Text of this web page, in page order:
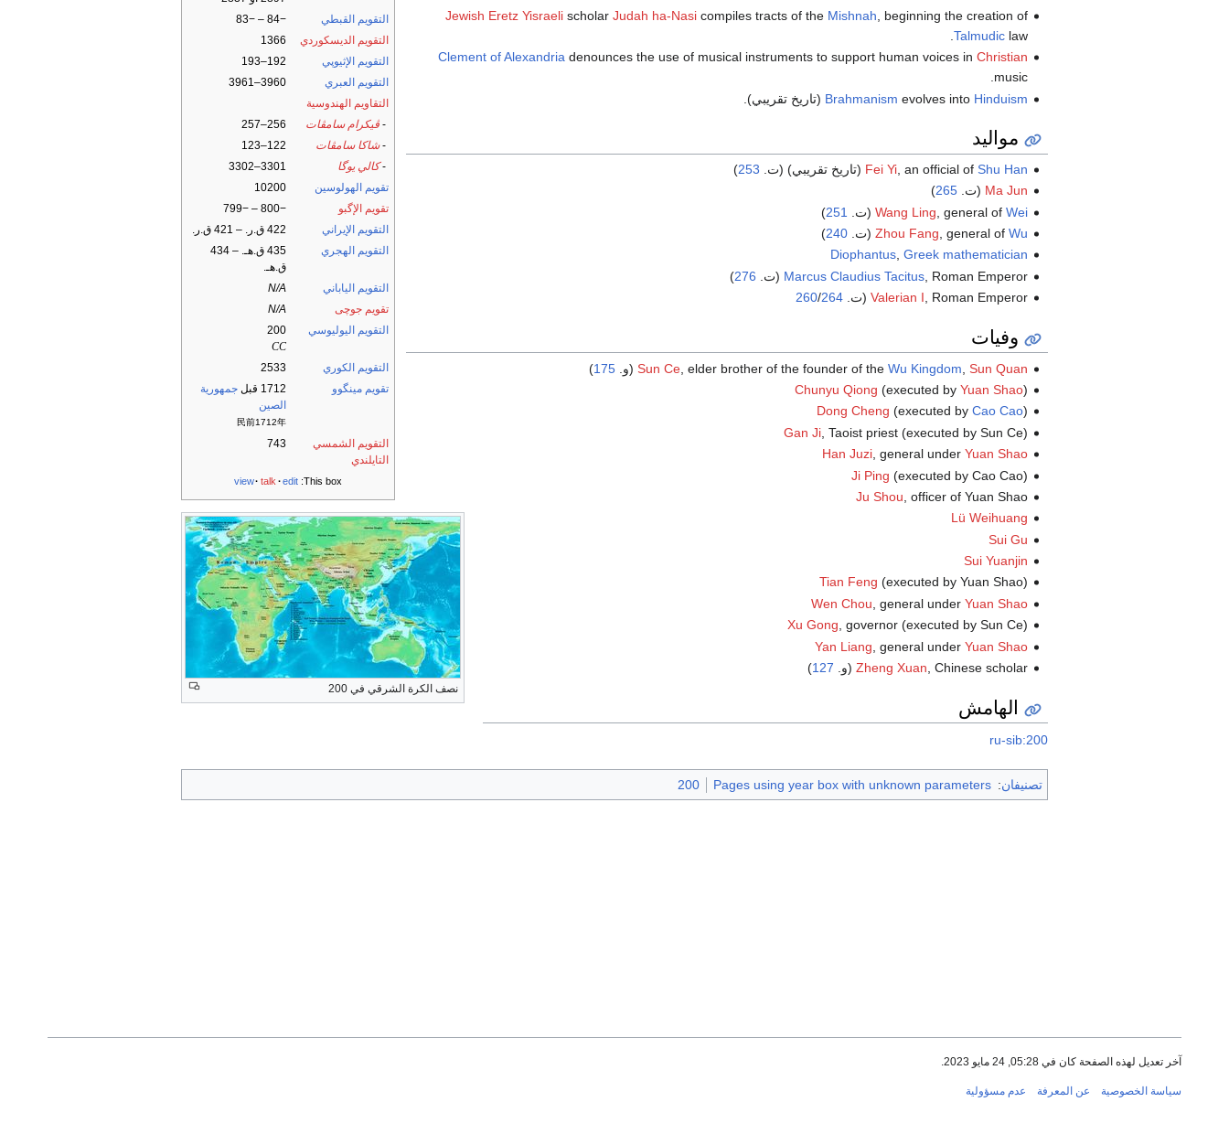
التقويم القبطي
−84 – −83
التقويم الديسكوردي
1366
التقويم الإثيوپي
192–193
التقويم العبري
3960–3961
التقاويم الهندوسية
- ڤيكرام سامڤات
256–257
-شاكا سامڤات
122–123
-كالي يوگا
3301–3302
تقويم الهولوسين
10200
تقويم الإگبو
−800 – −799
التقويم الإيراني
422 ق.ر. – 421 ق.ر.
التقويم الهجري
435 ق.هـ. – 434
ق.هـ.
التقويم الياباني
N/A
تقويم جوچى
N/A
التقويم اليوليوسي
200
CC
التقويم الكوري
2533
تقويم مينگوو
1712 قبل
جمهورية
الصين
民前1712年
التقويم الشمسي
التايلندي
743
This box:
view talk edit
نصف الكرة الشرقي في 200
Jewish Eretz Yisraelischolar Judah ha-Nasicompiles tracts of the Mishnah , beginning the creation of
Talmudiclaw.
Clement of Alexandriadenounces the use of musical instruments to support human voices in Christian
music.
Brahmanism evolves into Hinduism (تاريخ تقريبي).
مواليد
Fei Yi, an official of Shu Han (تاريخ تقريبي) (ت. 253
)
Ma Jun (ت.265
)
Wang Ling , general of Wei (ت. 251
)
Zhou Fang , general of Wu (ت.240
)
Diophantus, Greek mathematician
Marcus Claudius Tacitus, Roman Emperor (ت. 276
)
Valerian I, Roman Emperor (ت. 260/264
وفيات
Sun Ce, elder brother of the founder of the Wu Kingdom Sun Quan (و.175
)
Chunyu Qiong (executed by Yuan Shao)
Dong Cheng (executed by Cao Cao)
Gan Ji, Taoist priest (executed by Sun Ce)
Han Juzi, general under Yuan Shao
Ji Ping (executed by Cao Cao)
Ju Shou , officer of Yuan Shao
Lü Weihuang
Sui Gu
Sui Yuanjin
Tian Feng (executed by Yuan Shao)
Wen Chou , general under Yuan Shao
Xu Gong, governor (executed by Sun Ce)
Yan Liang , general under Yuan Shao
Zheng Xuan , Chinese scholar (و. 127
)
الهامش
ru-sib:200
تصنيفان:
Pages using year box with unknown parameters
200
آخر تعديل لهذه الصفحة كان في 05:28, 24 مايو 2023.
سياسة الخصوصية عن المعرفة عدم مسؤولية